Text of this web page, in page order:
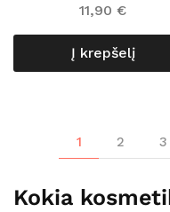
11,90€
Į krepšelį
1 2 3
Kokia